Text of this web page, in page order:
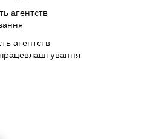
агентств
агентств